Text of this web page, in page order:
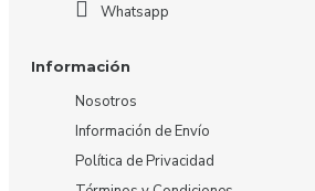
Whatsapp
Información
Nosotros
Información de Envío
Política de Privacidad